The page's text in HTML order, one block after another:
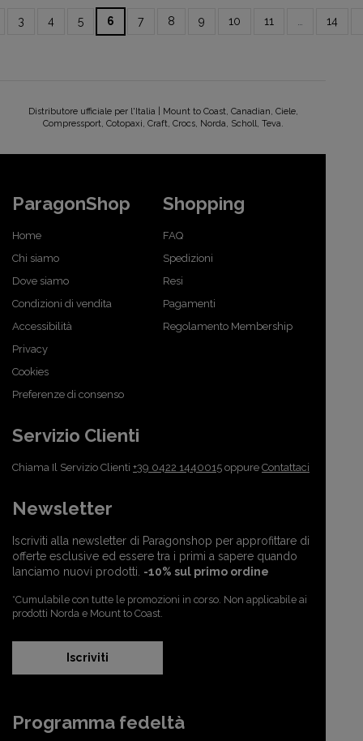
3 4 5 6 7 8 9 10 11 14
Distributore ufficiale per l'Italia | Mount to Coast, Canadian, Ciele,
Compressport, Cotopaxi, Craft, Crocs, Norda, Scholl, Teva.
ParagonShop
Home
Chi siamo
Dove siamo
Condizioni di vendita
Accessibilità
Privacy
Cookies
Preferenze di consenso
Shopping
FAQ
Spedizioni
Resi
Pagamenti
Regolamento Membership
Servizio Clienti
Chiama Il Servizio Clienti +39 0422 1440015 oppure Contattaci
Newsletter
Iscriviti alla newsletter di Paragonshop per approfittare di
offerte esclusive ed essere tra i primi a sapere quando
lanciamo nuovi prodotti. -10% sul primo ordine
*Cumulabile con tutte le promozioni in corso. Non applicabile ai
prodotti Norda e Mount to Coast.
Iscriviti
Programma fedeltà